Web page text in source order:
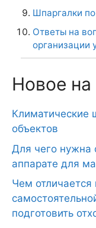
Шпаргалки
Ответы на
организации
Новое на
объектов
Для чего нужна
аппарате для
Чем
подготовить